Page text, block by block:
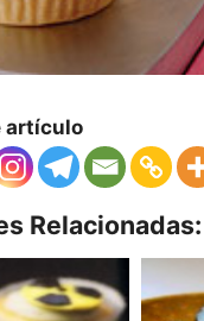
artículo
Relacionadas: